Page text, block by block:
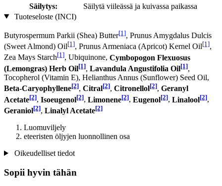
Säilytys:
Säilytä viileässä ja kuivassa paikassa
Tuoteseloste (INCI)
Butyrospermum Parkii (Shea) Butter[1], Prunus Amygdalus Dulcis
(Sweet Almond) Oil[1], Prunus Armeniaca (Apricot) Kernel Oil[1],
Zea Mays Starch[1], Ubiquinone, Cymbopogon Flexuosus
(Lemongras) Herb Oil[1], Lavandula Angustifolia Oil[1],
Tocopherol (Vitamin E), Helianthus Annus (Sunflower) Seed Oil,
Beta-Caryophyllene[2], Citral[2], Citronellol[2], Geranyl
Acetate[2], Isoeugenol[2], Limonene[2], Eugenol[2], Linalool[2],
Geraniol[2], Linalyl Acetate[2]
Luomuviljely
eteeristen öljyjen luonnollinen osa
Oikeudelliset tiedot
Sopii hyvin tähän